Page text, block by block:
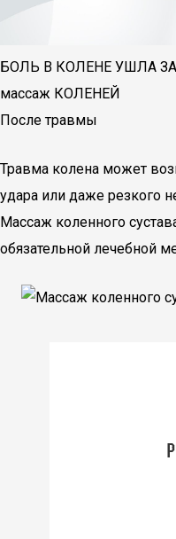
БОЛЬ В КОЛЕНЕ УШЛА
массаж КОЛЕНЕЙ
После травмы
Травма колена может
удара или даже резкого
Массаж коленного
обязательной лечебной